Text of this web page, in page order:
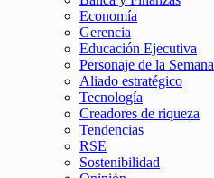
Economía
Gerencia
Educación Ejecutiva
Personaje de la Semana
Aliado estratégico
Tecnología
Creadores de riqueza
Tendencias
RSE
Sostenibilidad